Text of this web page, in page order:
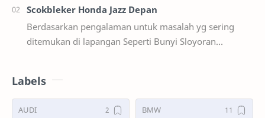
Scokbleker Honda Jazz Depan
Berdasarkan pengalaman untuk masalah yg sering
ditemukan di lapangan Seperti Bunyi Sloyoran
Labels
AUDI BMW